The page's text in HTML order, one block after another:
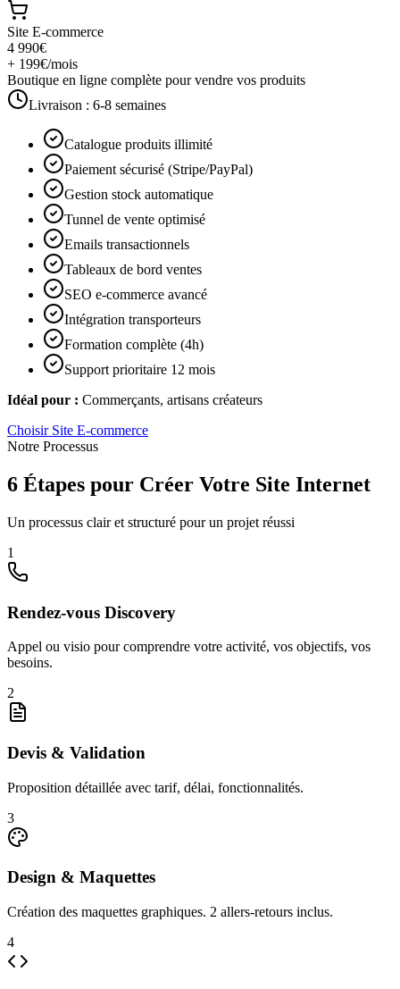
Site E-commerce
4 990€
+ 199€/mois
Boutique en ligne complète pour vendre vos produits
Livraison : 6-8 semaines
Catalogue produits illimité
Paiement sécurisé (Stripe/PayPal)
Gestion stock automatique
Tunnel de vente optimisé
Emails transactionnels
Tableaux de bord ventes
SEO e-commerce avancé
Intégration transporteurs
Formation complète (4h)
Support prioritaire 12 mois
Idéal pour : Commerçants, artisans créateurs
Choisir Site E-commerce
Notre Processus
6 Étapes pour Créer Votre Site Internet
Un processus clair et structuré pour un projet réussi
1
Rendez-vous Discovery
Appel ou visio pour comprendre votre activité, vos objectifs, vos
besoins.
2
Devis & Validation
Proposition détaillée avec tarif, délai, fonctionnalités.
3
Design & Maquettes
Création des maquettes graphiques. 2 allers-retours inclus.
4